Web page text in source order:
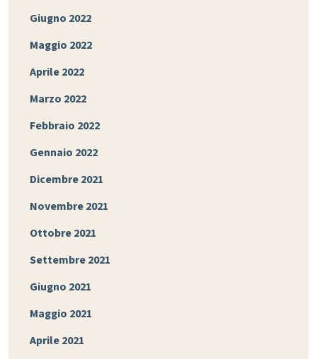
Giugno 2022
Maggio 2022
Aprile 2022
Marzo 2022
Febbraio 2022
Gennaio 2022
Dicembre 2021
Novembre 2021
Ottobre 2021
Settembre 2021
Giugno 2021
Maggio 2021
Aprile 2021